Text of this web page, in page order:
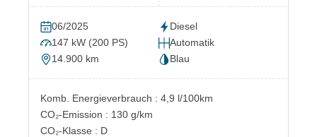
06/2025
Diesel
147 kW (200 PS)
Automatik
14.900 km
Blau
Komb. Energieverbrauch : 4,9 l/100km
CO₂-Emission : 130 g/km
CO₂-Klasse : D